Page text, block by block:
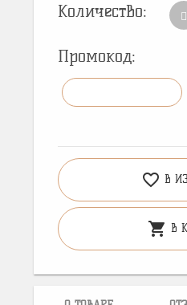
Количество:
Промокод:
favorite_border В
shopping_cart В